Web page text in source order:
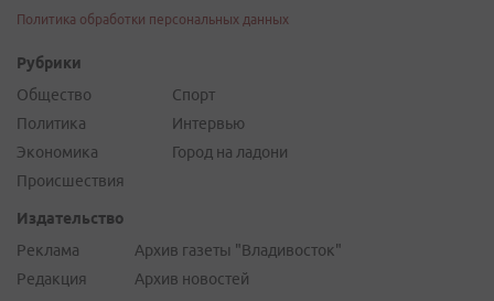
Политика обработки персональных данных
Рубрики
Общество
Политика
Экономика
Происшествия
Спорт
Интервью
Город на ладони
Издательство
Реклама
Редакция
Архив газеты "Владивосток"
Архив новостей